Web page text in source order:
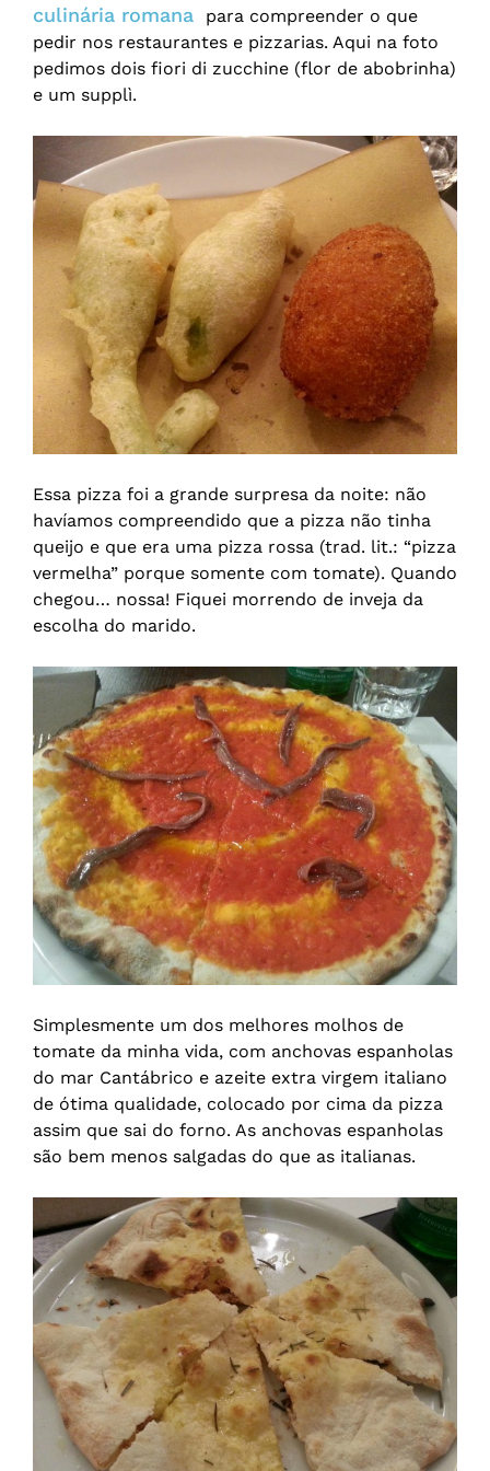
culinária romana
para compreender o que
pedir nos restaurantes e pizzarias. Aqui na foto
pedimos dois fiori di zucchine (flor de abobrinha)
e um supplì.
Essa pizza foi a grande surpresa da noite: não
havíamos compreendido que a pizza não tinha
queijo e que era uma pizza rossa (trad. lit.: “pizza
vermelha” porque somente com tomate). Quando
chegou… nossa! Fiquei morrendo de inveja da
escolha do marido.
Simplesmente um dos melhores molhos de
tomate da minha vida, com anchovas espanholas
do mar Cantábrico e azeite extra virgem italiano
de ótima qualidade, colocado por cima da pizza
assim que sai do forno. As anchovas espanholas
são bem menos salgadas do que as italianas.